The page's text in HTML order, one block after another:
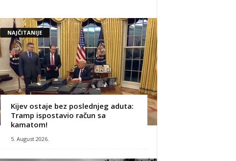
NAJČITANIJE
Kijev ostaje bez poslednjeg aduta:
Tramp ispostavio račun sa
kamatom!
5. August 2026.